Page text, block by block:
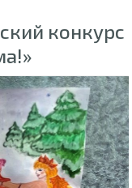
конкурс